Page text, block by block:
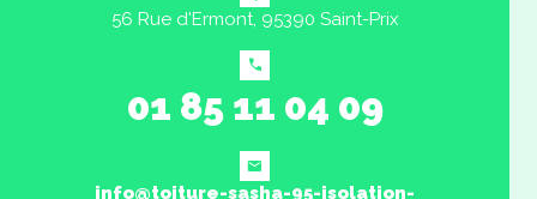
56 Rue d'Ermont, 95390 Saint-Prix
01 85 11 04 09
info@toiture-sasha-95-isolation-